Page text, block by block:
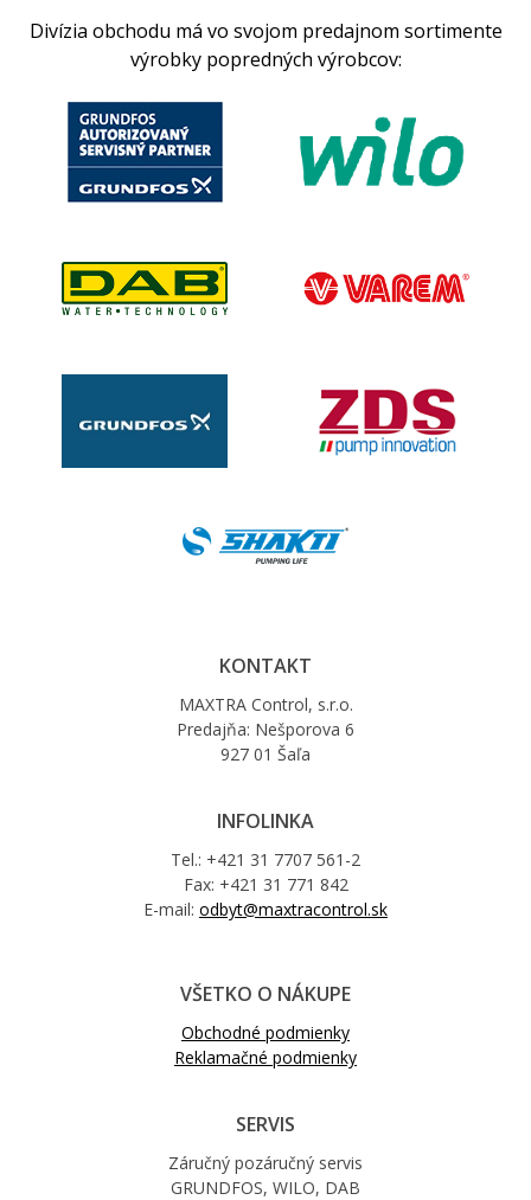
Divízia obchodu má vo svojom predajnom sortimente
výrobky popredných výrobcov:
KONTAKT
MAXTRA Control, s.r.o.
Predajňa: Nešporova 6
927 01 Šaľa
INFOLINKA
Tel.: +421 31 7707 561-2
Fax: +421 31 771 842
E-mail: odbyt@maxtracontrol.sk
VŠETKO O NÁKUPE
Obchodné podmienky
Reklamačné podmienky
SERVIS
Záručný pozáručný servis
GRUNDFOS, WILO, DAB